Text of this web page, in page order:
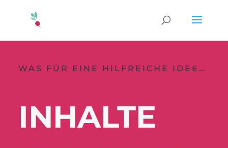
WAS FÜR EINE HILFREICHE IDEE…
INHALTE